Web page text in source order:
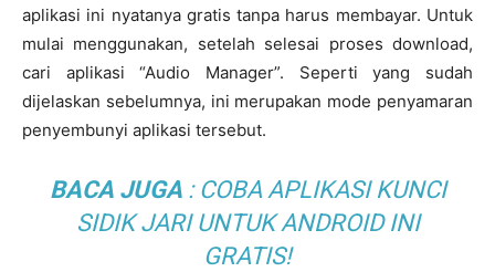
aplikasi ini nyatanya gratis tanpa harus membayar. Untuk
mulai menggunakan, setelah selesai proses download,
cari aplikasi “Audio Manager”. Seperti yang sudah
dijelaskan sebelumnya, ini merupakan mode penyamaran
penyembunyi aplikasi tersebut.
BACA JUGA: COBA APLIKASI KUNCI
SIDIK JARI UNTUK ANDROID INI
GRATIS!